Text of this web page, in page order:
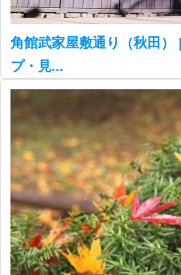
角館武家屋敷通り（秋田）
プ・見...